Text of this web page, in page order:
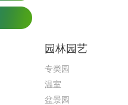
园林园艺
专类园
温室
盆景园